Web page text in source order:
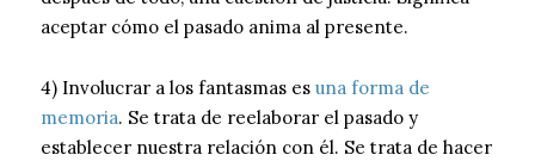
aceptar cómo el pasado anima al presente.
4) Involucrar a los fantasmas es una forma de
memoria. Se trata de reelaborar el pasado y
establecer nuestra relación con él. Se trata de hacer